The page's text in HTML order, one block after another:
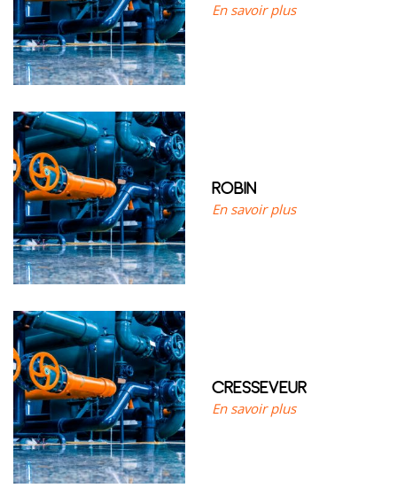
En savoir plus
ROBIN
En savoir plus
CRESSEVEUR
En savoir plus